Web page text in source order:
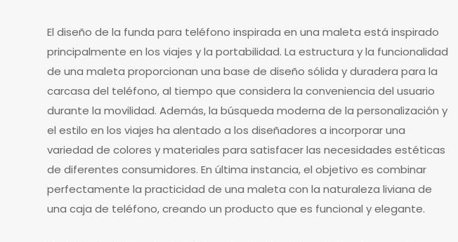
El diseño de la funda para teléfono inspirada en una maleta está inspirado
principalmente en los viajes y la portabilidad. La estructura y la funcionalidad
de una maleta proporcionan una base de diseño sólida y duradera para la
carcasa del teléfono, al tiempo que considera la conveniencia del usuario
durante la movilidad. Además, la búsqueda moderna de la personalización y
el estilo en los viajes ha alentado a los diseñadores a incorporar una
variedad de colores y materiales para satisfacer las necesidades estéticas
de diferentes consumidores. En última instancia, el objetivo es combinar
perfectamente la practicidad de una maleta con la naturaleza liviana de
una caja de teléfono, creando un producto que es funcional y elegante.